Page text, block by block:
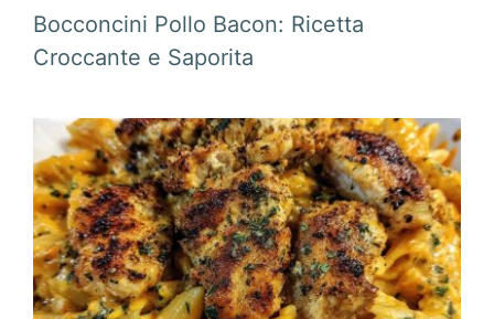
Bocconcini Pollo Bacon: Ricetta
Croccante e Saporita